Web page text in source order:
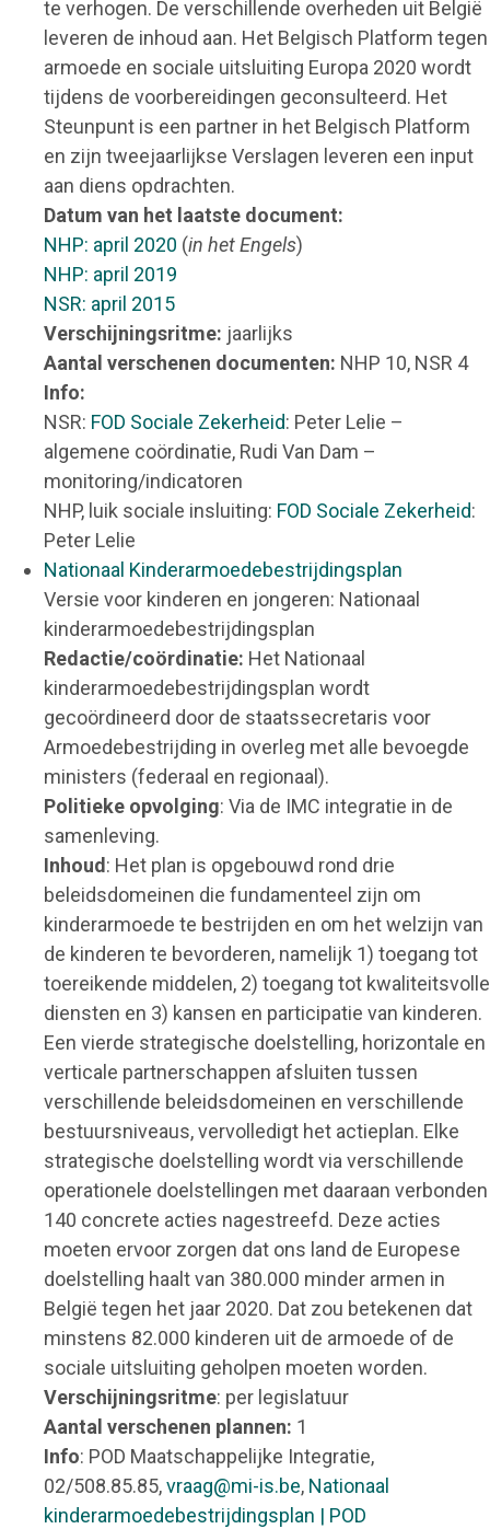
te verhogen. De verschillende overheden uit België
leveren de inhoud aan. Het Belgisch Platform tegen
armoede en sociale uitsluiting Europa 2020 wordt
tijdens de voorbereidingen geconsulteerd. Het
Steunpunt is een partner in het Belgisch Platform
en zijn tweejaarlijkse Verslagen leveren een input
aan diens opdrachten.
Datum van het laatste document:
NHP: april 2020 (in het Engels)
NHP: april 2019
NSR: april 2015
Verschijningsritme: jaarlijks
Aantal verschenen documenten: NHP 10, NSR 4
Info:
NSR: FOD Sociale Zekerheid: Peter Lelie –
algemene coördinatie, Rudi Van Dam –
monitoring/indicatoren
NHP, luik sociale insluiting: FOD Sociale Zekerheid:
Peter Lelie
Nationaal Kinderarmoedebestrijdingsplan
Versie voor kinderen en jongeren: Nationaal
kinderarmoedebestrijdingsplan
Redactie/coördinatie: Het Nationaal
kinderarmoedebestrijdingsplan wordt
gecoördineerd door de staatssecretaris voor
Armoedebestrijding in overleg met alle bevoegde
ministers (federaal en regionaal).
Politieke opvolging: Via de IMC integratie in de
samenleving.
Inhoud : Het plan is opgebouwd rond drie
beleidsdomeinen die fundamenteel zijn om
kinderarmoede te bestrijden en om het welzijn van
de kinderen te bevorderen, namelijk 1) toegang tot
toereikende middelen, 2) toegang tot kwaliteitsvolle
diensten en 3) kansen en participatie van kinderen.
Een vierde strategische doelstelling, horizontale en
verticale partnerschappen afsluiten tussen
verschillende beleidsdomeinen en verschillende
bestuursniveaus, vervolledigt het actieplan. Elke
strategische doelstelling wordt via verschillende
operationele doelstellingen met daaraan verbonden
140 concrete acties nagestreefd. Deze acties
moeten ervoor zorgen dat ons land de Europese
doelstelling haalt van 380.000 minder armen in
België tegen het jaar 2020. Dat zou betekenen dat
minstens 82.000 kinderen uit de armoede of de
sociale uitsluiting geholpen moeten worden.
Verschijningsritme: per legislatuur
Aantal verschenen plannen: 1
Info: POD Maatschappelijke Integratie,
02/508.85.85,vraag@mi-is.be, Nationaal
kinderarmoedebestrijdingsplan | POD